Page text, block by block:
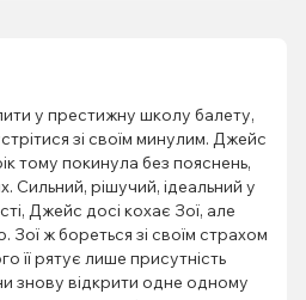
у престижну школу балету,
зі своїм минулим. Джейс
тому покинула без пояснень,
Сильний, рішучий, ідеальний у
Джейс досі кохає Зої, але
ж бореться зі своїм страхом
її рятує лише присутність
знову відкрити одне одному